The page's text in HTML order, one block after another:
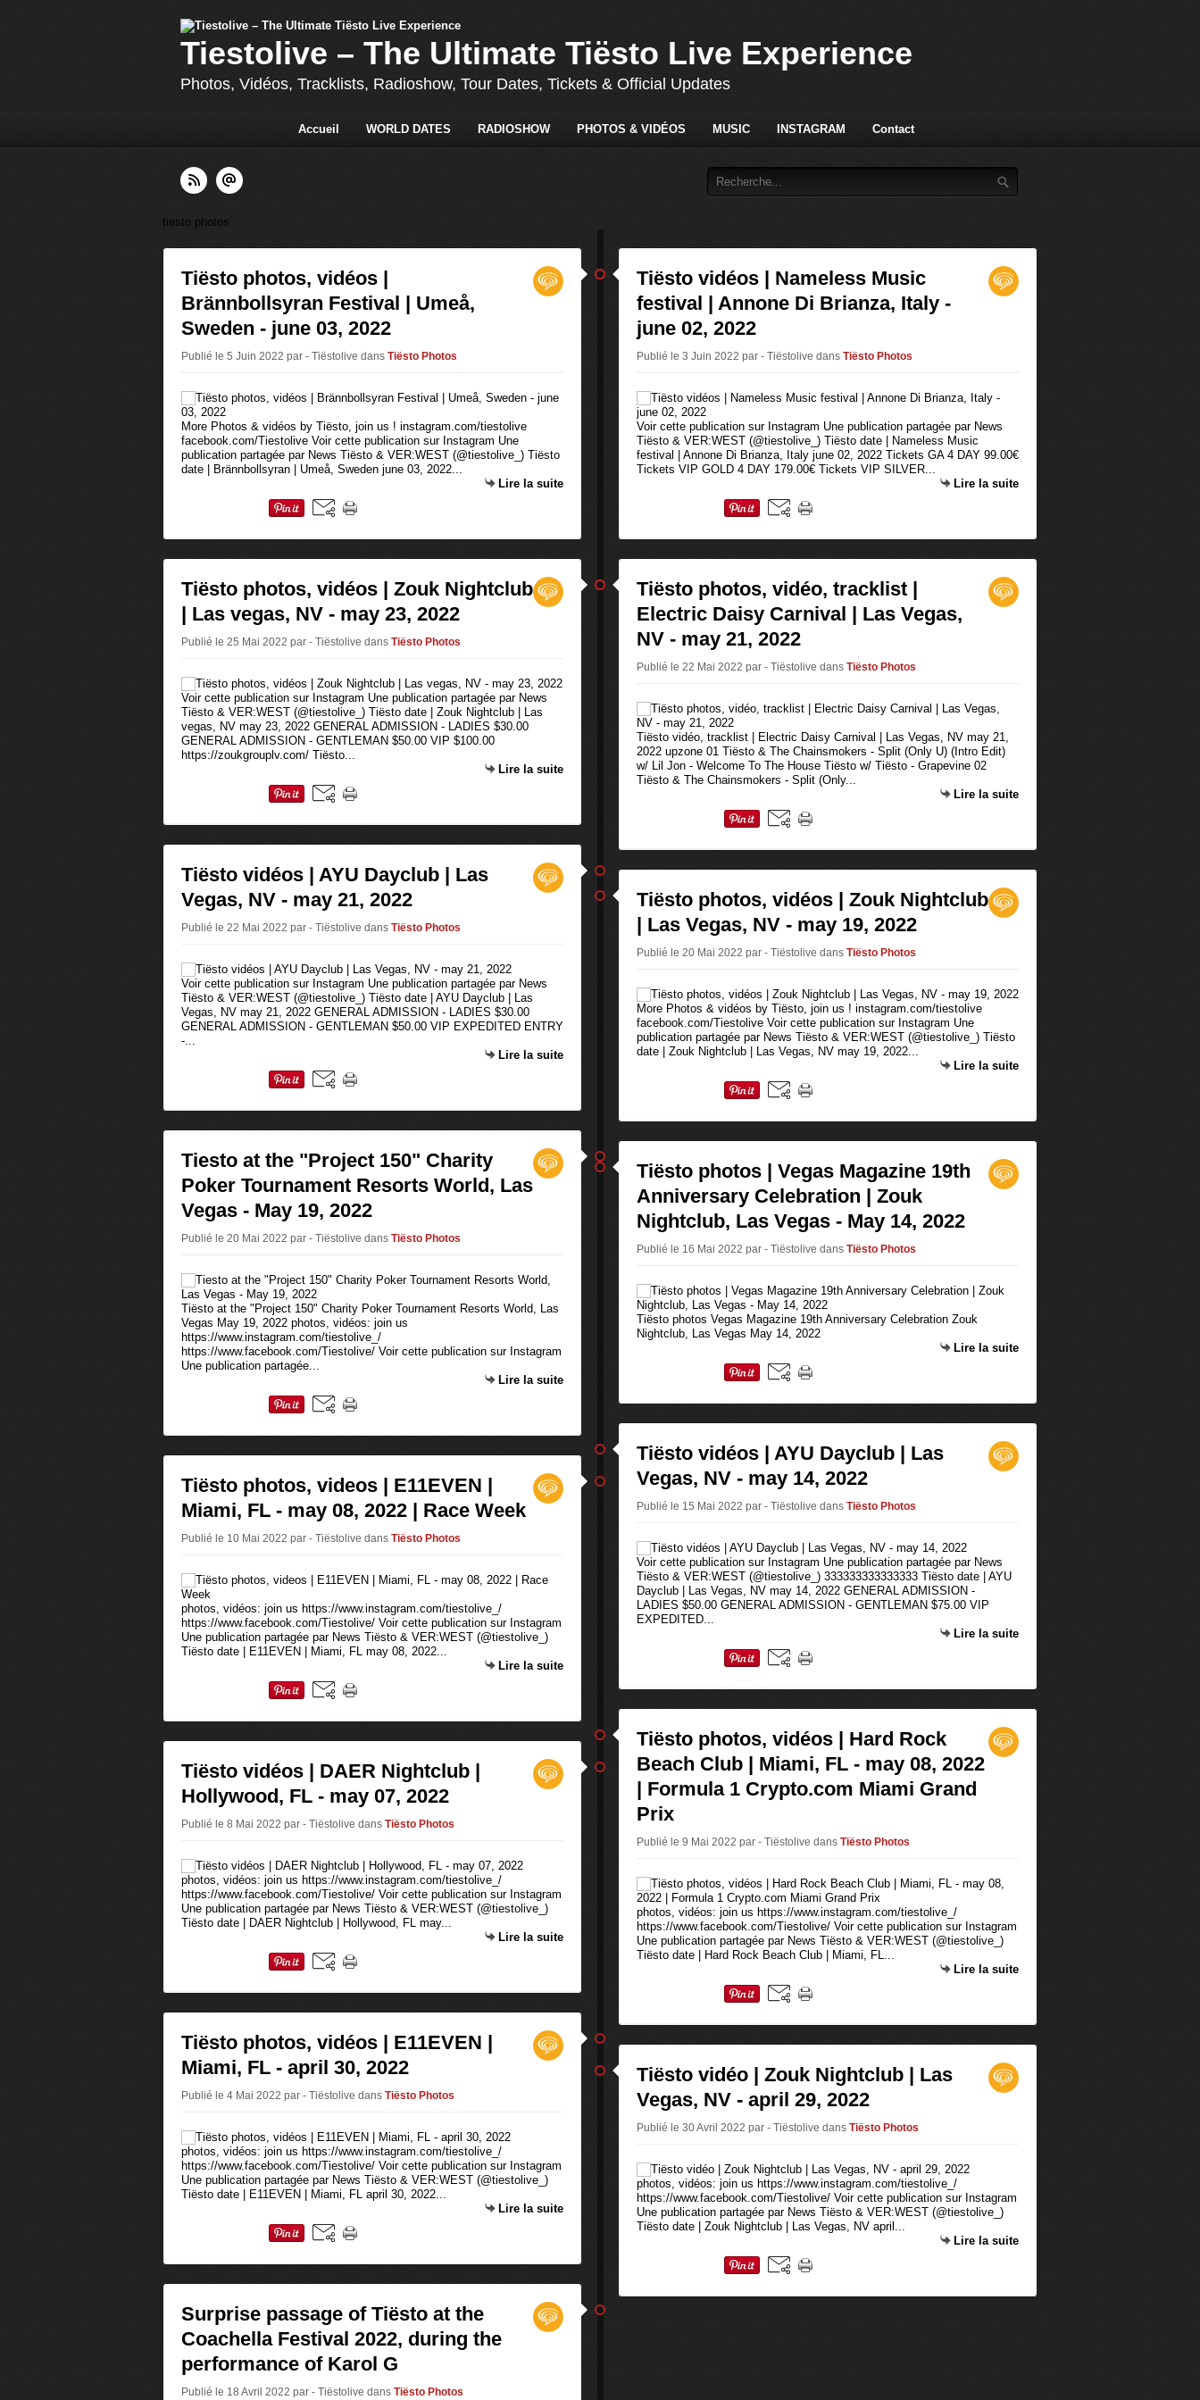
Tiestolive – The Ultimate Tiësto Live Experience
Photos, Vidéos, Tracklists, Radioshow, Tour Dates, Tickets & Official Updates
Accueil WORLD DATES RADIOSHOW PHOTOS & VIDÉOS MUSIC INSTAGRAM Contact
tiesto photos
Tiësto photos, vidéos |
Brännbollsyran Festival | Umeå,
Sweden - june 03, 2022
Publié le 5 Juin 2022 par - Tiëstolive dans Tiësto Photos
More Photos & vidéos by Tiësto, join us ! instagram.com/tiestolive
facebook.com/Tiestolive Voir cette publication sur Instagram Une
publication partagée par News Tiësto & VER:WEST (@tiestolive_) Tiësto
date | Brännbollsyran | Umeå, Sweden june 03, 2022...
Lire la suite
Tiësto photos, vidéos | Zouk Nightclub
| Las vegas, NV - may 23, 2022
Publié le 25 Mai 2022 par - Tiëstolive dans Tiësto Photos
Voir cette publication sur Instagram Une publication partagée par News
Tiësto & VER:WEST (@tiestolive_) Tiësto date | Zouk Nightclub | Las
vegas, NV may 23, 2022 GENERAL ADMISSION - LADIES $30.00
GENERAL ADMISSION - GENTLEMAN $50.00 VIP $100.00
https://zoukgrouplv.com/ Tiësto...
Lire la suite
Tiësto vidéos | AYU Dayclub | Las
Vegas, NV - may 21, 2022
Publié le 22 Mai 2022 par - Tiëstolive dans Tiësto Photos
Voir cette publication sur Instagram Une publication partagée par News
Tiësto & VER:WEST (@tiestolive_) Tiësto date | AYU Dayclub | Las
Vegas, NV may 21, 2022 GENERAL ADMISSION - LADIES $30.00
GENERAL ADMISSION - GENTLEMAN $50.00 VIP EXPEDITED ENTRY
-...
Lire la suite
Tiesto at the "Project 150" Charity
Poker Tournament Resorts World, Las
Vegas - May 19, 2022
Publié le 20 Mai 2022 par - Tiëstolive dans Tiësto Photos
Tiësto at the "Project 150" Charity Poker Tournament Resorts World, Las
Vegas May 19, 2022 photos, vidéos: join us
https://www.instagram.com/tiestolive_/
https://www.facebook.com/Tiestolive/ Voir cette publication sur Instagram
Une publication partagée...
Lire la suite
Tiësto photos, videos | E11EVEN |
Miami, FL - may 08, 2022 | Race Week
Publié le 10 Mai 2022 par - Tiëstolive dans Tiësto Photos
photos, vidéos: join us https://www.instagram.com/tiestolive_/
https://www.facebook.com/Tiestolive/ Voir cette publication sur Instagram
Une publication partagée par News Tiësto & VER:WEST (@tiestolive_)
Tiësto date | E11EVEN | Miami, FL may 08, 2022...
Lire la suite
Tiësto vidéos | DAER Nightclub |
Hollywood, FL - may 07, 2022
Publié le 8 Mai 2022 par - Tiëstolive dans Tiësto Photos
photos, vidéos: join us https://www.instagram.com/tiestolive_/
https://www.facebook.com/Tiestolive/ Voir cette publication sur Instagram
Une publication partagée par News Tiësto & VER:WEST (@tiestolive_)
Tiësto date | DAER Nightclub | Hollywood, FL may...
Lire la suite
Tiësto photos, vidéos | E11EVEN |
Miami, FL - april 30, 2022
Publié le 4 Mai 2022 par - Tiëstolive dans Tiësto Photos
photos, vidéos: join us https://www.instagram.com/tiestolive_/
https://www.facebook.com/Tiestolive/ Voir cette publication sur Instagram
Une publication partagée par News Tiësto & VER:WEST (@tiestolive_)
Tiësto date | E11EVEN | Miami, FL april 30, 2022...
Lire la suite
Surprise passage of Tiësto at the
Coachella Festival 2022, during the
performance of Karol G
Publié le 18 Avril 2022 par - Tiëstolive dans Tiësto Photos
Tiësto vidéos | Nameless Music
festival | Annone Di Brianza, Italy -
june 02, 2022
Publié le 3 Juin 2022 par - Tiëstolive dans Tiësto Photos
Voir cette publication sur Instagram Une publication partagée par News
Tiësto & VER:WEST (@tiestolive_) Tiësto date | Nameless Music
festival | Annone Di Brianza, Italy june 02, 2022 Tickets GA 4 DAY 99.00€
Tickets VIP GOLD 4 DAY 179.00€ Tickets VIP SILVER...
Lire la suite
Tiësto photos, vidéo, tracklist |
Electric Daisy Carnival | Las Vegas,
NV - may 21, 2022
Publié le 22 Mai 2022 par - Tiëstolive dans Tiësto Photos
Tiësto vidéo, tracklist | Electric Daisy Carnival | Las Vegas, NV may 21,
2022 upzone 01 Tiësto & The Chainsmokers - Split (Only U) (Intro Edit)
w/ Lil Jon - Welcome To The House Tiësto w/ Tiësto - Grapevine 02
Tiësto & The Chainsmokers - Split (Only...
Lire la suite
Tiësto photos, vidéos | Zouk Nightclub
| Las Vegas, NV - may 19, 2022
Publié le 20 Mai 2022 par - Tiëstolive dans Tiësto Photos
More Photos & vidéos by Tiësto, join us ! instagram.com/tiestolive
facebook.com/Tiestolive Voir cette publication sur Instagram Une
publication partagée par News Tiësto & VER:WEST (@tiestolive_) Tiësto
date | Zouk Nightclub | Las Vegas, NV may 19, 2022...
Lire la suite
Tiësto photos | Vegas Magazine 19th
Anniversary Celebration | Zouk
Nightclub, Las Vegas - May 14, 2022
Publié le 16 Mai 2022 par - Tiëstolive dans Tiësto Photos
Tiësto photos Vegas Magazine 19th Anniversary Celebration Zouk
Nightclub, Las Vegas May 14, 2022
Lire la suite
Tiësto vidéos | AYU Dayclub | Las
Vegas, NV - may 14, 2022
Publié le 15 Mai 2022 par - Tiëstolive dans Tiësto Photos
Voir cette publication sur Instagram Une publication partagée par News
Tiësto & VER:WEST (@tiestolive_) 333333333333333 Tiësto date | AYU
Dayclub | Las Vegas, NV may 14, 2022 GENERAL ADMISSION -
LADIES $50.00 GENERAL ADMISSION - GENTLEMAN $75.00 VIP
EXPEDITED...
Lire la suite
Tiësto photos, vidéos | Hard Rock
Beach Club | Miami, FL - may 08, 2022
| Formula 1 Crypto.com Miami Grand
Prix
Publié le 9 Mai 2022 par - Tiëstolive dans Tiësto Photos
photos, vidéos: join us https://www.instagram.com/tiestolive_/
https://www.facebook.com/Tiestolive/ Voir cette publication sur Instagram
Une publication partagée par News Tiësto & VER:WEST (@tiestolive_)
Tiësto date | Hard Rock Beach Club | Miami, FL...
Lire la suite
Tiësto vidéo | Zouk Nightclub | Las
Vegas, NV - april 29, 2022
Publié le 30 Avril 2022 par - Tiëstolive dans Tiësto Photos
photos, vidéos: join us https://www.instagram.com/tiestolive_/
https://www.facebook.com/Tiestolive/ Voir cette publication sur Instagram
Une publication partagée par News Tiësto & VER:WEST (@tiestolive_)
Tiësto date | Zouk Nightclub | Las Vegas, NV april...
Lire la suite